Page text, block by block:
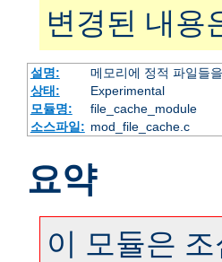
변경된 내용
설명:
메모리에 정적 파일들
상태:
Experimental
모듈명:
file_cache_module
소스파일: mod_file_cache.c
요약
이 모듈은